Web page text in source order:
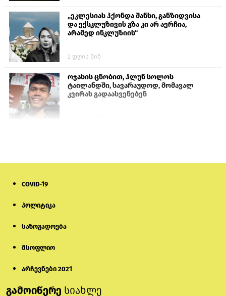
„ეკლესიას ჰქონდა შანსი, განზიდვისა
და ექსკლუზივის გზა კი არ აერჩია,
არამედ ინკლუზიის“
2 დღის წინ
ოჯახის ცნობით, ჰლუნ სოლოს
ტაილანდში, სავარაუდოდ, მომავალ
კვირას გადაასვენებენ
აკობიანს მოკვლით დაემუქრნენ —
COVID-19
პოლიტიკა
საზოგადოება
მსოფლიო
არჩევნები 2021
გამოიწერე სიახლე